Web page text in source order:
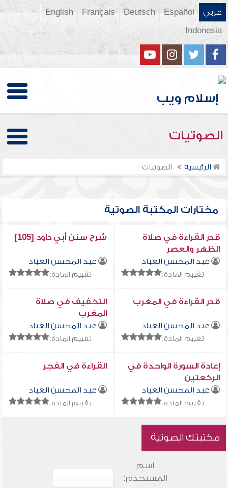
عربي Español
Deutsch
Français
English
Indonesia
الصوتيات
الرئيسية الصوتيات
مختارات المكتبة الصوتية
قدر القراءة في صلاة
الظهر والعصر
عبد المحسن العباد
تقييم المادة:
شرح سنن أبي داود [105]
عبد المحسن العباد
تقييم المادة:
قدر القراءة في المغرب
عبد المحسن العباد
تقييم المادة:
التخفيف في صلاة
المغرب
عبد المحسن العباد
تقييم المادة:
إعادة السورة الواحدة في
الركعتين
عبد المحسن العباد
تقييم المادة:
القراءة في الفجر
عبد المحسن العباد
تقييم المادة:
مكتبتك الصوتية
اسم
المستخدم: